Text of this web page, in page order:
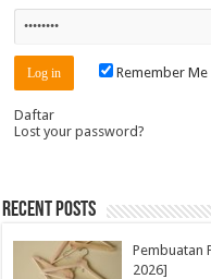
Remember Me
Daftar
Lost your password?
Recent Posts
Pembuatan
2026]